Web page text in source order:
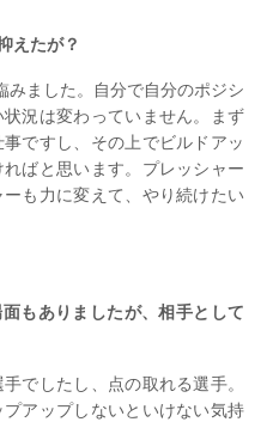
えたが？
みました。自分で自分のポジシ
況は変わっていません。まず
ですし、その上でビルドアッ
ばと思います。プレッシャー
も力に変えて、やり続けたい
もありましたが、相手として
でしたし、点の取れる選手。
アップしないといけない気持